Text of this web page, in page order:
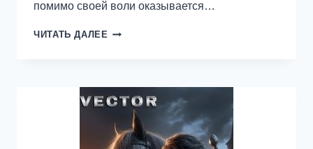
помимо своей воли оказывается…
ЧИТАТЬ ДАЛЕЕ ВКУС